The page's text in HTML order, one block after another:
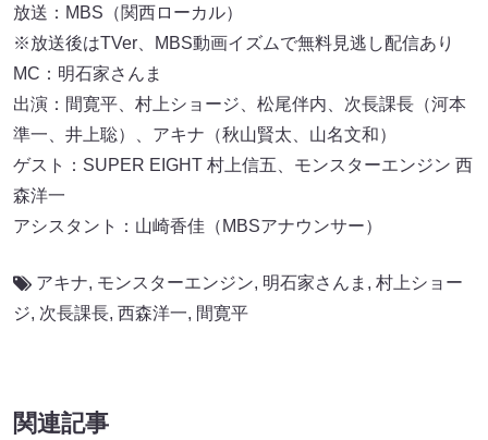
放送：MBS（関西ローカル）
※放送後はTVer、MBS動画イズムで無料見逃し配信あり
MC：明石家さんま
出演：間寛平、村上ショージ、松尾伴内、次長課長（河本
準一、井上聡）、アキナ（秋山賢太、山名文和）
ゲスト：SUPER EIGHT 村上信五、モンスターエンジン 西
森洋一
アシスタント：山崎香佳（MBSアナウンサー）
アキナ, モンスターエンジン, 明石家さんま , 村上ショー
ジ, 次長課長, 西森洋一, 間寛平
関連記事